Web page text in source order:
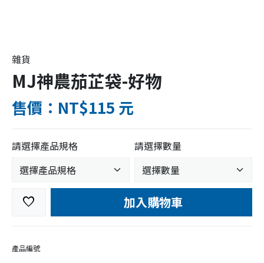
雜貨
MJ神農茄芷袋-好物
售價：NT$115 元
請選擇產品規格 請選擇數量
favorite 加入購物車
產品編號